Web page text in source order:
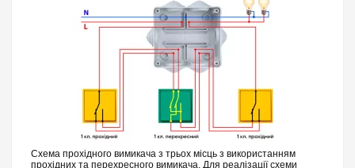
Схема прохідного вимикача з трьох місць з використанням
прохідних та перехресного вимикача. Для реалізації схеми